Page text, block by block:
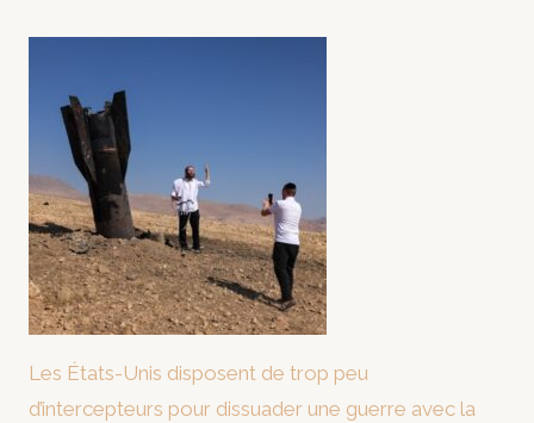
Les États-Unis disposent de trop peu
d’intercepteurs pour dissuader une guerre avec la